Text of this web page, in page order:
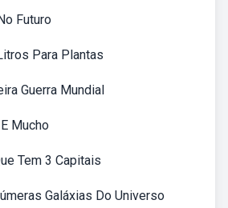
Futuro
Para Plantas
Guerra Mundial
Mucho
Tem 3 Capitais
Galáxias Do Universo